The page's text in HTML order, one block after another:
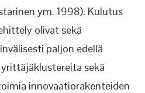
ym. 1998). Kulutus
olivat sekä
paljon edellä
sekä
innovaatiorakenteiden